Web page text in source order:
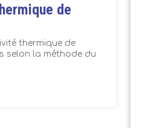
de
thermique de
selon la méthode du